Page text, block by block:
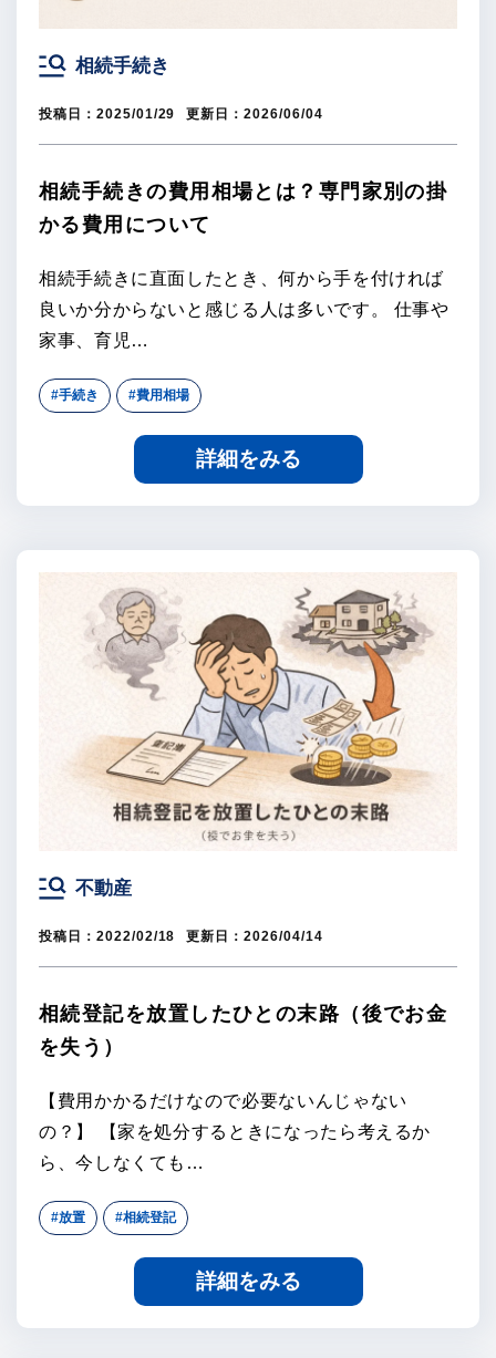
相続手続き
投稿日： 2025/01/29 更新日：2026/06/04
相続手続きの費用相場とは？専門家別の掛
かる費用について
相続手続きに直面したとき、何から手を付ければ
良いか分からないと感じる人は多いです。 仕事や
家事、育児…
#手続き #費用相場
詳細をみる
不動産
投稿日： 2022/02/18 更新日：2026/04/14
相続登記を放置したひとの末路（後でお金
を失う）
【費用かかるだけなので必要ないんじゃない
の？】 【家を処分するときになったら考えるか
ら、今しなくても…
#放置 #相続登記
詳細をみる